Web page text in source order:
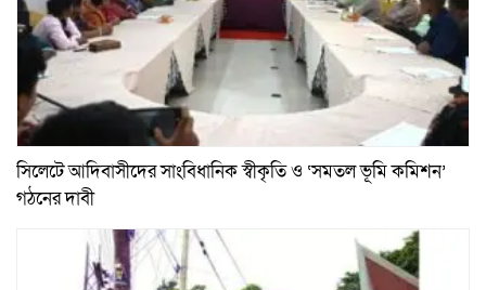
সিলেটে আদিবাসীদের সাংবিধানিক স্বীকৃতি ও ‘সমতল ভূমি কমিশন’
গঠনের দাবী